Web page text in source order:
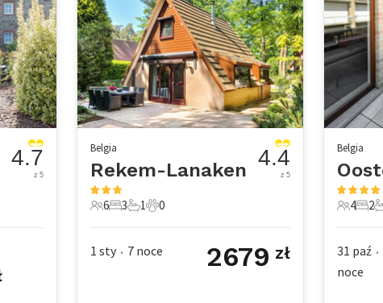
4.7
z 5
Belgia
Rekem-Lanaken
6 Goście
6
3 Sypialnie
3
1 Łazienka
1
0 Zwierzęta domowe
0
4.4
z 5
1 sty • 7 noce 2679 zł
Belgia
4 Goście
4
2
2
31 paź •
noce